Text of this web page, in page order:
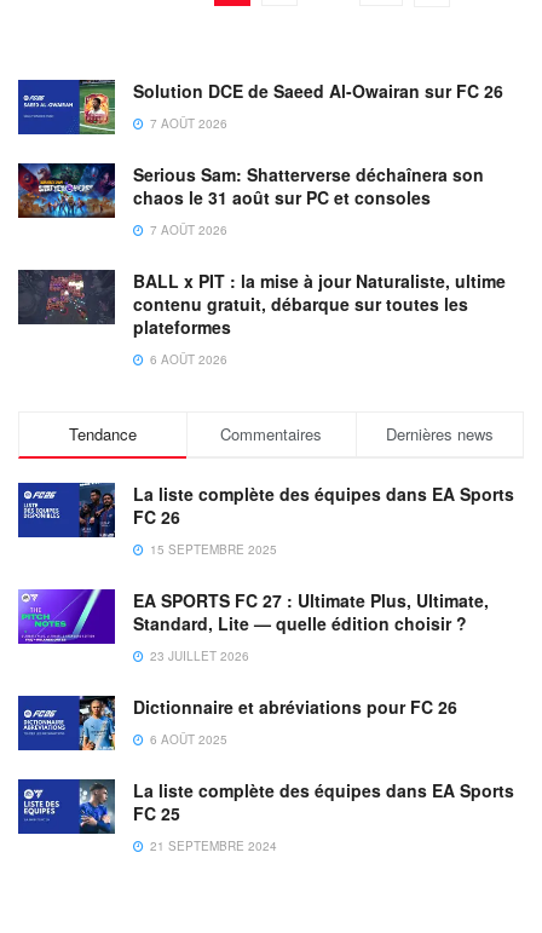
Solution DCE de Saeed Al-Owairan sur FC 26
7 AOÛT 2026
Serious Sam: Shatterverse déchaînera son
chaos le 31 août sur PC et consoles
7 AOÛT 2026
BALL x PIT : la mise à jour Naturaliste, ultime
contenu gratuit, débarque sur toutes les
plateformes
6 AOÛT 2026
Tendance Commentaires Dernières news
La liste complète des équipes dans EA Sports
FC 26
15 SEPTEMBRE 2025
EA SPORTS FC 27 : Ultimate Plus, Ultimate,
Standard, Lite — quelle édition choisir ?
23 JUILLET 2026
Dictionnaire et abréviations pour FC 26
6 AOÛT 2025
La liste complète des équipes dans EA Sports
FC 25
21 SEPTEMBRE 2024